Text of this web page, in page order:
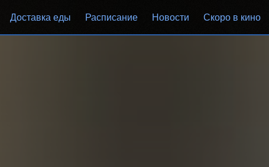
Доставка еды Расписание Новости Скоро в кино